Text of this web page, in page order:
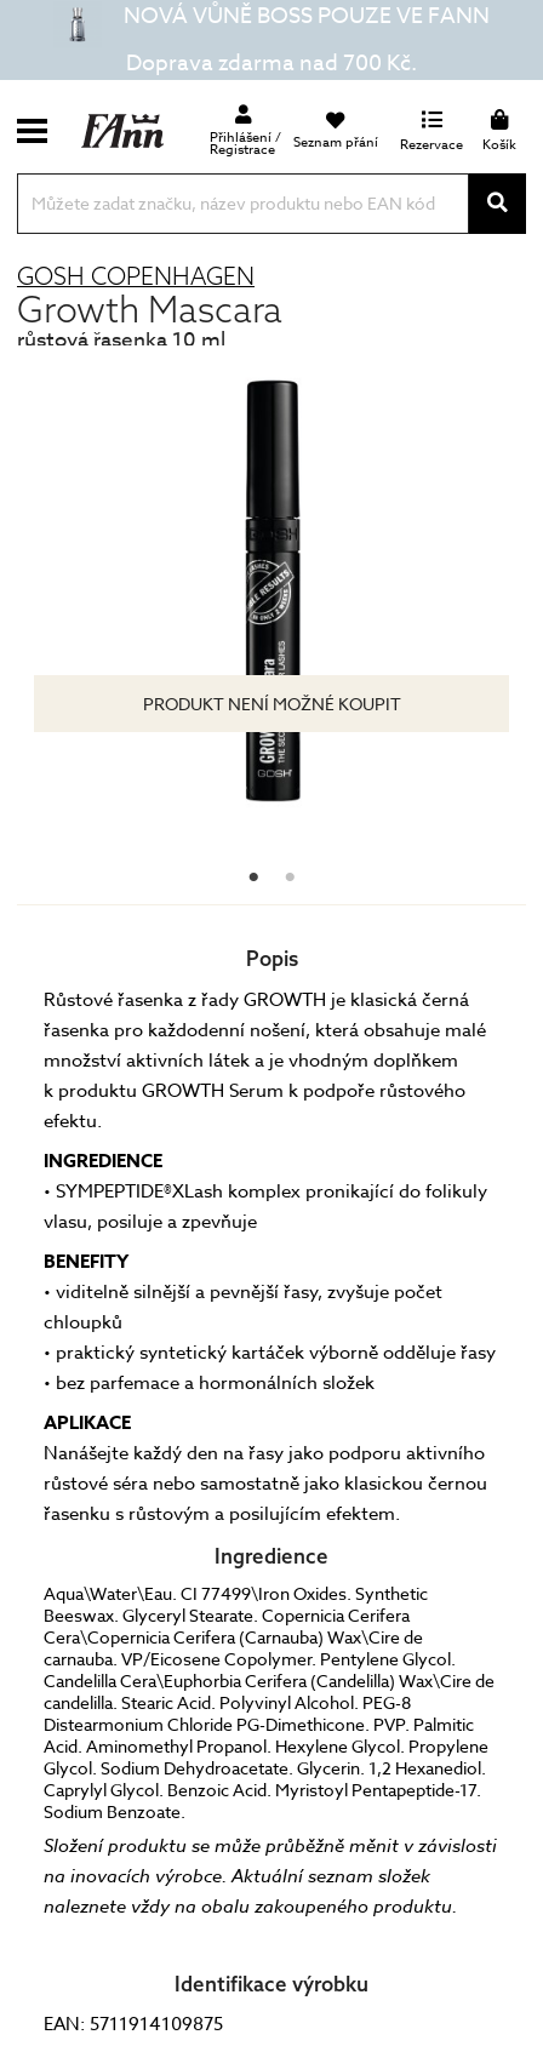
NOVÁ VŮNĚ BOSS POUZE VE FANN
Doprava zdarma nad 700 Kč.
Přihlášení /
Registrace Seznam přání Rezervace Košík
GOSH COPENHAGEN
Growth Mascara
růstová řasenka 10 ml
PRODUKT NENÍ MOŽNÉ KOUPIT
Popis
Růstové řasenka z řady GROWTH je klasická černá
řasenka pro každodenní nošení, která obsahuje malé
množství aktivních látek a je vhodným doplňkem
k produktu GROWTH Serum k podpoře růstového
efektu.
INGREDIENCE
• SYMPEPTIDE®XLash komplex pronikající do folikuly
vlasu, posiluje a zpevňuje
BENEFITY
• viditelně silnější a pevnější řasy, zvyšuje počet
chloupků
• praktický syntetický kartáček výborně odděluje řasy
• bez parfemace a hormonálních složek
APLIKACE
Nanášejte každý den na řasy jako podporu aktivního
růstové séra nebo samostatně jako klasickou černou
řasenku s růstovým a posilujícím efektem.
Ingredience
Aqua\Water\Eau. CI 77499\Iron Oxides. Synthetic
Beeswax. Glyceryl Stearate. Copernicia Cerifera
Cera\Copernicia Cerifera (Carnauba) Wax\Cire de
carnauba. VP/Eicosene Copolymer. Pentylene Glycol.
Candelilla Cera\Euphorbia Cerifera (Candelilla) Wax\Cire de
candelilla. Stearic Acid. Polyvinyl Alcohol. PEG-8
Distearmonium Chloride PG-Dimethicone. PVP. Palmitic
Acid. Aminomethyl Propanol. Hexylene Glycol. Propylene
Glycol. Sodium Dehydroacetate. Glycerin. 1,2 Hexanediol.
Caprylyl Glycol. Benzoic Acid. Myristoyl Pentapeptide-17.
Sodium Benzoate.
Složení produktu se může průběžně měnit v závislosti
na inovacích výrobce. Aktuální seznam složek
naleznete vždy na obalu zakoupeného produktu.
Identifikace výrobku
EAN: 5711914109875